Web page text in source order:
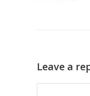
Leave a